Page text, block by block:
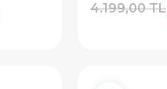
4.199,00 TL